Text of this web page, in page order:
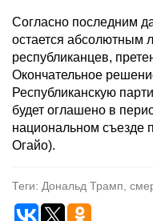
Согласно последним
остается абсолютным
республиканцев,
Окончательное
Республиканскую
будет оглашено в
национальном съезде
Огайо).
Теги: Дональд Трамп,